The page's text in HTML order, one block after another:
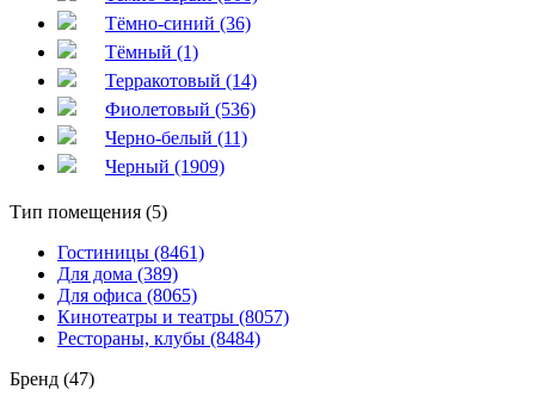
Тёмно-синий (36)
Тёмный (1)
Терракотовый (14)
Фиолетовый (536)
Черно-белый (11)
Черный (1909)
Тип помещения (5)
Гостиницы (8461)
Для дома (389)
Для офиса (8065)
Кинотеатры и театры (8057)
Рестораны, клубы (8484)
Бренд (47)